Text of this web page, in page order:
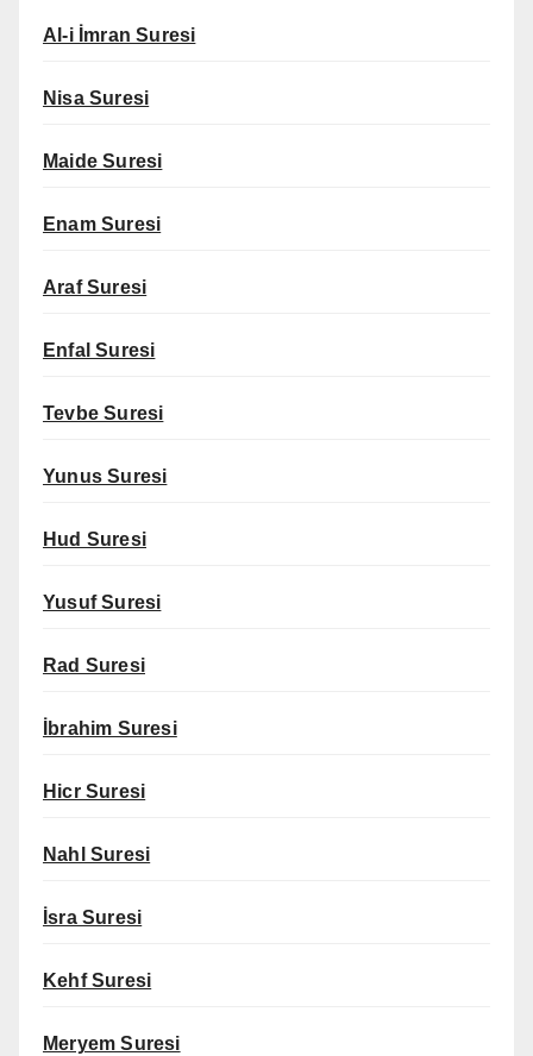
Al-i İmran Suresi
Nisa Suresi
Maide Suresi
Enam Suresi
Araf Suresi
Enfal Suresi
Tevbe Suresi
Yunus Suresi
Hud Suresi
Yusuf Suresi
Rad Suresi
İbrahim Suresi
Hicr Suresi
Nahl Suresi
İsra Suresi
Kehf Suresi
Meryem Suresi